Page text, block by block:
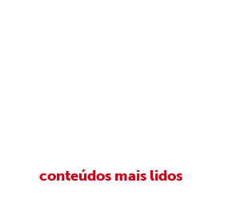
conteúdos mais lidos